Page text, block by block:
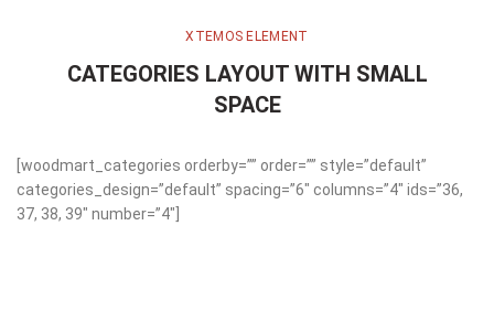
XTEMOS ELEMENT
CATEGORIES LAYOUT WITH SMALL
SPACE
[woodmart_categories orderby=”” order=”” style=”default”
categories_design=”default” spacing=”6″ columns=”4″ ids=”36,
37, 38, 39″ number=”4″]